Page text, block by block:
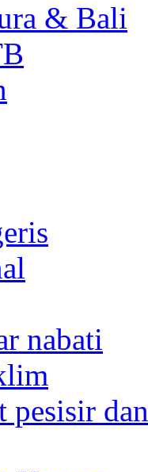
& Bali
nabati
pesisir